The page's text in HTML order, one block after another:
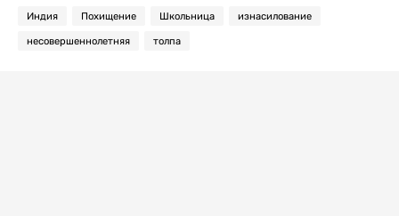
Индия Похищение Школьница изнасилование
несовершеннолетняя толпа